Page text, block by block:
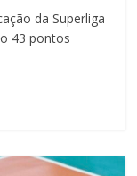
da Superliga
43 pontos